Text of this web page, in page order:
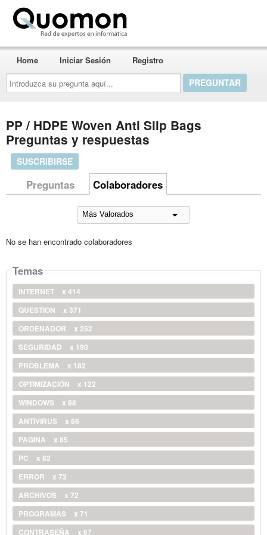
Introduzca
su
pregunta
aquí...
Home Iniciar Sesión Registro
PP / HDPE Woven Anti Slip Bags
Preguntas y respuestas
SUSCRIBIRSE
Preguntas Colaboradores
No se han encontrado colaboradores
Temas
INTERNET
x 414
QUESTION
x 371
ORDENADOR
x 252
SEGURIDAD
x 190
PROBLEMA
x 182
OPTIMIZACIÓN
x 122
WINDOWS
x 88
ANTIVIRUS
x 86
PAGINA
x 85
PC
x 82
ERROR
x 72
ARCHIVOS
x 72
PROGRAMAS
x 71
CONTRASEÑA
x 67